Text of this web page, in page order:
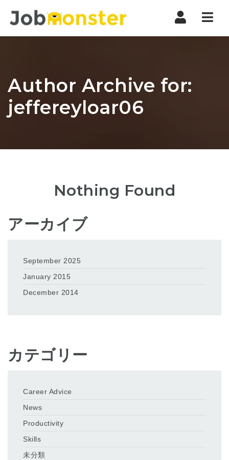
Author Archive for:
jeffereyloar06
Nothing Found
アーカイブ
September 2025
January 2015
December 2014
カテゴリー
Career Advice
News
Productivity
Skills
未分類